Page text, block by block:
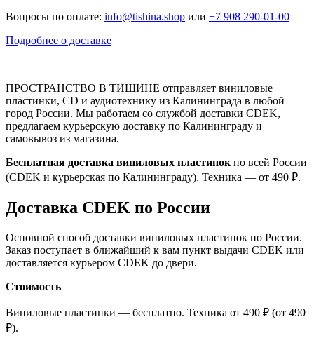
Вопросы по оплате: info@tishina.shop или +7 908 290-01-00
Подробнее о доставке
ПРОСТРАНСТВО В ТИШИНЕ отправляет виниловые
пластинки, CD и аудиотехнику из Калининграда в любой
город России. Мы работаем со службой доставки CDEK,
предлагаем курьерскую доставку по Калининграду и
самовывоз из магазина.
Бесплатная доставка виниловых пластинок по всей России
(CDEK и курьерская по Калининграду). Техника — от 490 ₽.
Доставка CDEK по России
Основной способ доставки виниловых пластинок по России.
Заказ поступает в ближайший к вам пункт выдачи CDEK или
доставляется курьером CDEK до двери.
Стоимость
Виниловые пластинки — бесплатно. Техника от 490 ₽ (от 490
₽).